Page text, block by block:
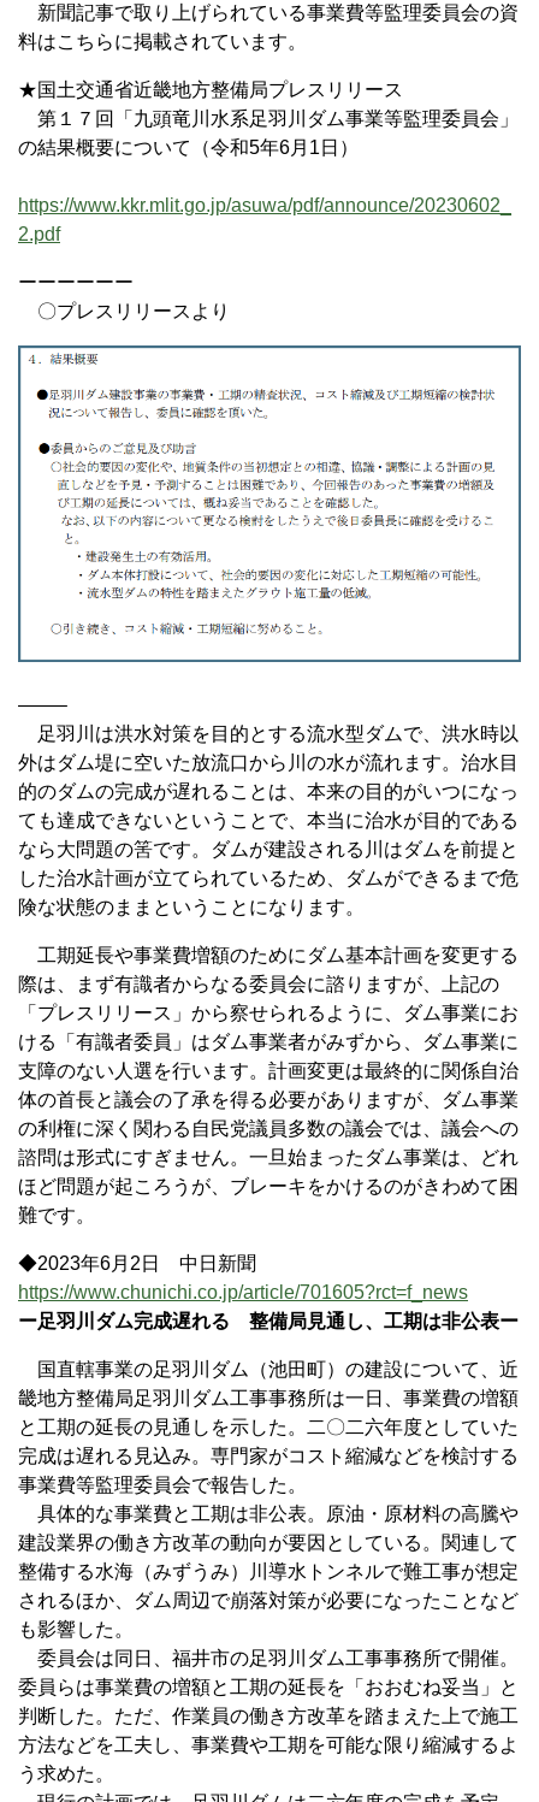
新聞記事で取り上げられている事業費等監理委員会の資
料はこちらに掲載されています。
★国土交通省近畿地方整備局プレスリリース
第１７回「九頭竜川水系足羽川ダム事業等監理委員会」
の結果概要について（令和5年6月1日）
https://www.kkr.mlit.go.jp/asuwa/pdf/announce/20230602_
2.pdf
ーーーーーー
〇プレスリリースより
——–
足羽川は洪水対策を目的とする流水型ダムで、洪水時以
外はダム堤に空いた放流口から川の水が流れます。治水目
的のダムの完成が遅れることは、本来の目的がいつになっ
ても達成できないということで、本当に治水が目的である
なら大問題の筈です。ダムが建設される川はダムを前提と
した治水計画が立てられているため、ダムができるまで危
険な状態のままということになります。
工期延長や事業費増額のためにダム基本計画を変更する
際は、まず有識者からなる委員会に諮りますが、上記の
「プレスリリース」から察せられるように、ダム事業にお
ける「有識者委員」はダム事業者がみずから、ダム事業に
支障のない人選を行います。計画変更は最終的に関係自治
体の首長と議会の了承を得る必要がありますが、ダム事業
の利権に深く関わる自民党議員多数の議会では、議会への
諮問は形式にすぎません。一旦始まったダム事業は、どれ
ほど問題が起ころうが、ブレーキをかけるのがきわめて困
難です。
◆2023年6月2日 中日新聞
https://www.chunichi.co.jp/article/701605?rct=f_news
ー足羽川ダム完成遅れる 整備局見通し、工期は非公表ー
国直轄事業の足羽川ダム（池田町）の建設について、近
畿地方整備局足羽川ダム工事事務所は一日、事業費の増額
と工期の延長の見通しを示した。二〇二六年度としていた
完成は遅れる見込み。専門家がコスト縮減などを検討する
事業費等監理委員会で報告した。
具体的な事業費と工期は非公表。原油・原材料の高騰や
建設業界の働き方改革の動向が要因としている。関連して
整備する水海（みずうみ）川導水トンネルで難工事が想定
されるほか、ダム周辺で崩落対策が必要になったことなど
も影響した。
委員会は同日、福井市の足羽川ダム工事事務所で開催。
委員らは事業費の増額と工期の延長を「おおむね妥当」と
判断した。ただ、作業員の働き方改革を踏まえた上で施工
方法などを工夫し、事業費や工期を可能な限り縮減するよ
う求めた。